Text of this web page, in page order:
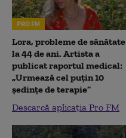
PRO FM
Lora, probleme de sănătate
la 44 de ani. Artista a
publicat raportul medical:
„Urmează cel puțin 10
ședințe de terapie”
Descarcă aplicația Pro FM